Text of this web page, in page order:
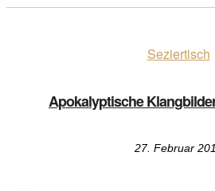
Seziertisch
Apokalyptische
27. Februar